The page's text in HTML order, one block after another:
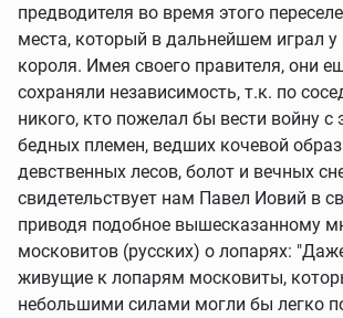
предводителя во время этого
места, который в дальнейшем играл у
короля. Имея своего правителя, они
сохраняли независимость, т.к. по
никого, кто пожелал бы вести войну с
бедных племен, ведших кочевой
девственных лесов, болот и вечных
свидетельствует нам Павел Иовий в
приводя подобное вышесказанному
московитов (русских) о лопарях:
живущие к лопарям московиты,
небольшими силами могли бы легко